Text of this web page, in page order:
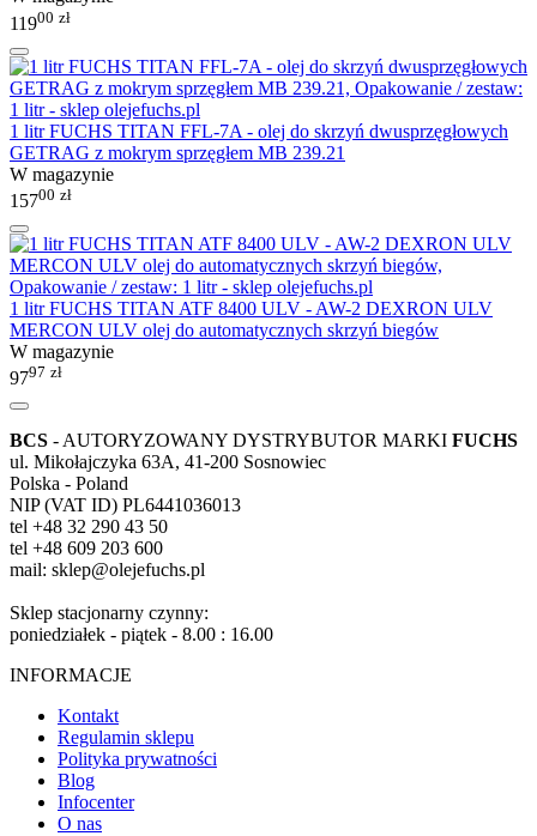
11900 zł
1 litr FUCHS TITAN FFL-7A - olej do skrzyń dwusprzęgłowych
GETRAG z mokrym sprzęgłem MB 239.21
W magazynie
15700 zł
1 litr FUCHS TITAN ATF 8400 ULV - AW-2 DEXRON ULV
MERCON ULV olej do automatycznych skrzyń biegów
W magazynie
9797 zł
BCS - AUTORYZOWANY DYSTRYBUTOR MARKI FUCHS
ul. Mikołajczyka 63A, 41-200 Sosnowiec
Polska - Poland
NIP (VAT ID) PL6441036013
tel +48 32 290 43 50
tel +48 609 203 600
mail: sklep@olejefuchs.pl
Sklep stacjonarny czynny:
poniedziałek - piątek - 8.00 : 16.00
INFORMACJE
Kontakt
Regulamin sklepu
Polityka prywatności
Blog
Infocenter
O nas